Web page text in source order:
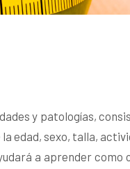
y patologías,
edad, sexo, talla,
a aprender como